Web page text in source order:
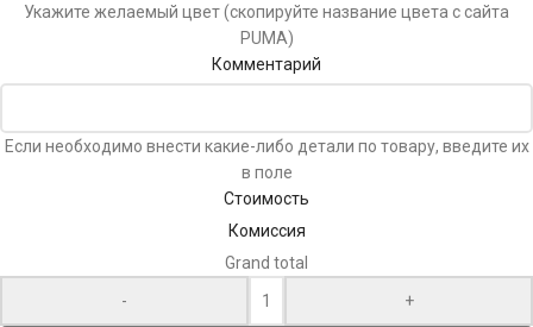
Укажите желаемый цвет (скопируйте название цвета с сайта
PUMA)
Комментарий
Если необходимо внести какие-либо детали по товару, введите их
в поле
Стоимость
Комиссия
Grand total
-
+